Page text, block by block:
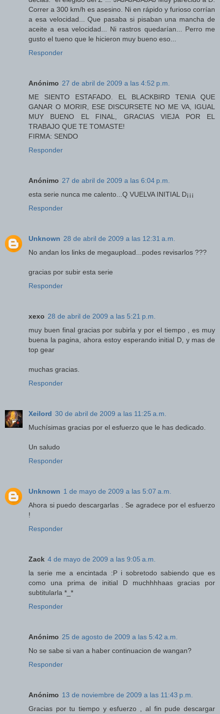
Correr a 300 km/h es asesino. Ni en rápido y furioso corrían
a esa velocidad... Que pasaba si pisaban una mancha de
aceite a esa velocidad... Ni rastros quedarían... Perro me
gusto el tueno que le hicieron muy bueno eso...
Responder
Anónimo 27 de abril de 2009 a las 4:52 p.m.
ME SIENTO ESTAFADO. EL BLACKBIRD TENIA QUE
GANAR O MORIR, ESE DISCURSETE NO ME VA, IGUAL
MUY BUENO EL FINAL, GRACIAS VIEJA POR EL
TRABAJO QUE TE TOMASTE!
FIRMA: SENDO
Responder
Anónimo 27 de abril de 2009 a las 6:04 p.m.
esta serie nunca me calento...Q VUELVA INITIAL D¡¡¡
Responder
Unknown 28 de abril de 2009 a las 12:31 a.m.
No andan los links de megaupload...podes revisarlos ???
gracias por subir esta serie
Responder
xexo 28 de abril de 2009 a las 5:21 p.m.
muy buen final gracias por subirla y por el tiempo , es muy
buena la pagina, ahora estoy esperando initial D, y mas de
top gear
muchas gracias.
Responder
Xeilord 30 de abril de 2009 a las 11:25 a.m.
Muchísimas gracias por el esfuerzo que le has dedicado.
Un saludo
Responder
Unknown 1 de mayo de 2009 a las 5:07 a.m.
Ahora si puedo descargarlas . Se agradece por el esfuerzo
!
Responder
Zack 4 de mayo de 2009 a las 9:05 a.m.
la serie me a encintada :P i sobretodo sabiendo que es
como una prima de initial D muchhhhaas gracias por
subtitularla *_*
Responder
Anónimo 25 de agosto de 2009 a las 5:42 a.m.
No se sabe si van a haber continuacion de wangan?
Responder
Anónimo 13 de noviembre de 2009 a las 11:43 p.m.
Gracias por tu tiempo y esfuerzo , al fin pude descargar